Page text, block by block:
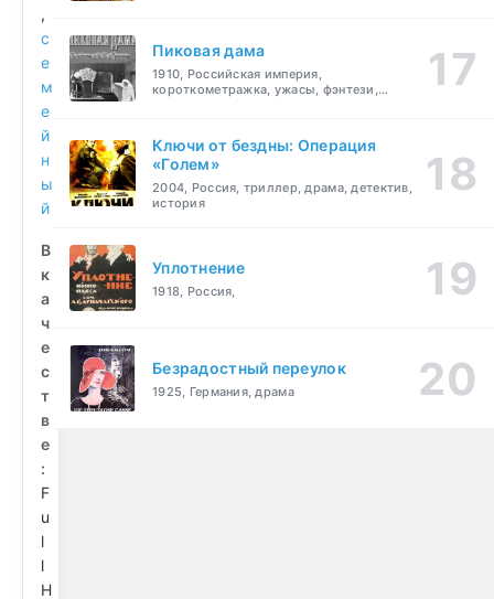
,
с
е
м
е
й
н
ы
й
В
к
а
ч
е
с
т
в
е
:
F
u
l
l
H
Пиковая дама
1910, Российская империя,
короткометражка, ужасы, фэнтези,
Ключи от бездны: Операция
«Голем»
2004, Россия, триллер, драма, детектив,
история
Уплотнение
1918, Россия,
Безрадостный переулок
1925, Германия, драма